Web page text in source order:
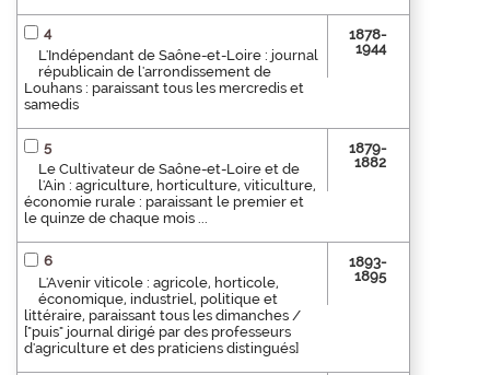
4
L'Indépendant de Saône-et-Loire : journal
républicain de l'arrondissement de
Louhans : paraissant tous les mercredis et
samedis
1878-
1944
5
Le Cultivateur de Saône-et-Loire et de
l'Ain : agriculture, horticulture, viticulture,
économie rurale : paraissant le premier et
le quinze de chaque mois ...
1879-
1882
6
L'Avenir viticole : agricole, horticole,
économique, industriel, politique et
littéraire, paraissant tous les dimanches /
["puis" journal dirigé par des professeurs
d'agriculture et des praticiens distingués]
1893-
1895